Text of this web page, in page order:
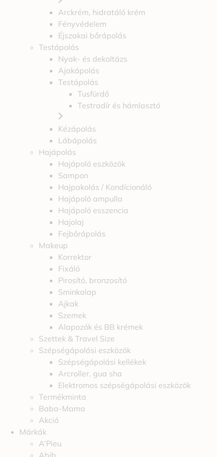
Arckrém, hidratáló krém
Fényvédelem
Éjszakai bőrápolás
Testápolás
Nyak- és dekoltázs
Ajakápolás
Testápolás
Tusfürdő
Testradír és hámlasztó
Kézápolás
Lábápolás
Hajápolás
Hajápoló eszközök
Sampon
Hajpakolás / Kondícionáló
Hajápoló ampulla
Hajápoló esszencia
Hajolaj
Fejbőrápolás
Makeup
Korrektor
Fixáló
Pirosító, bronzosító
Sminkalap
Ajkak
Szemek
Alapozók és BB krémek
Szettek & Travel Size
Szépségápolási eszközök
Szépségápolási kellékek
Arcroller, gua sha
Elektromos szépségápolási eszközök
Termékminta
Baba-Mama
Akció
Márkák
A’Pieu
Abib